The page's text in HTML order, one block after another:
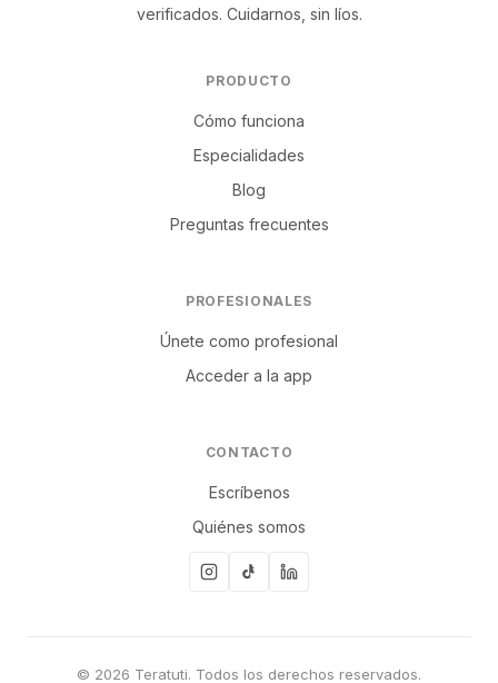
verificados. Cuidarnos, sin líos.
PRODUCTO
Cómo funciona
Especialidades
Blog
Preguntas frecuentes
PROFESIONALES
Únete como profesional
Acceder a la app
CONTACTO
Escríbenos
Quiénes somos
© 2026 Teratuti. Todos los derechos reservados.